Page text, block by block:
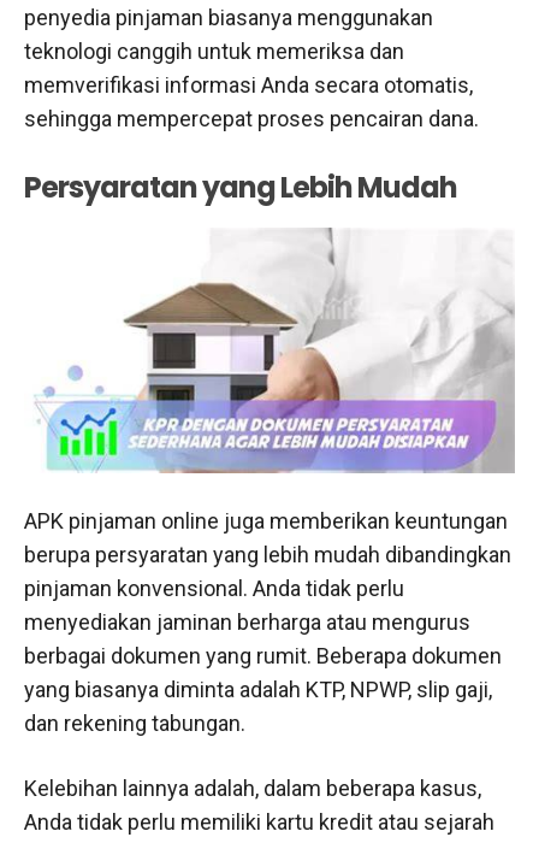
penyedia pinjaman biasanya menggunakan
teknologi canggih untuk memeriksa dan
memverifikasi informasi Anda secara otomatis,
sehingga mempercepat proses pencairan dana.
Persyaratan yang Lebih Mudah
APK pinjaman online juga memberikan keuntungan
berupa persyaratan yang lebih mudah dibandingkan
pinjaman konvensional. Anda tidak perlu
menyediakan jaminan berharga atau mengurus
berbagai dokumen yang rumit. Beberapa dokumen
yang biasanya diminta adalah KTP, NPWP, slip gaji,
dan rekening tabungan.
Kelebihan lainnya adalah, dalam beberapa kasus,
Anda tidak perlu memiliki kartu kredit atau sejarah